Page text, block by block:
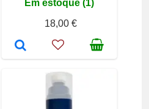
Em estoque (1)
18,00 €